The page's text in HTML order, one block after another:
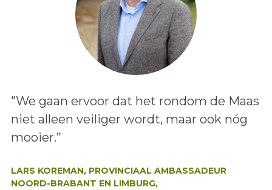
Lees het bericht:
"We gaan ervoor dat het rondom de Maas
niet alleen veiliger wordt, maar ook nóg
mooier.”
LARS KOREMAN, PROVINCIAAL AMBASSADEUR
NOORD-BRABANT EN LIMBURG,